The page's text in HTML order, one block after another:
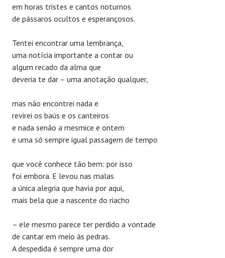
em horas tristes e cantos noturnos
de pássaros ocultos e esperançosos.
Tentei encontrar uma lembrança,
uma notícia importante a contar ou
algum recado da alma que
deveria te dar – uma anotação qualquer,
mas não encontrei nada e
revirei os baús e os canteiros
e nada senão a mesmice e ontem
e uma só sempre igual passagem de tempo
que você conhece tão bem: por isso
foi embora. E levou nas malas
a única alegria que havia por aqui,
mais bela que a nascente do riacho
– ele mesmo parece ter perdido a vontade
de cantar em meio às pedras.
A despedida é sempre uma dor